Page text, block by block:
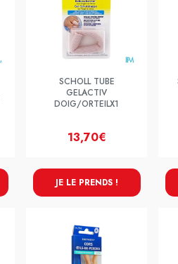
SCHOLL TUBE
GELACTIV
DOIG/ORTEILX1
13,70€
JE LE PRENDS !